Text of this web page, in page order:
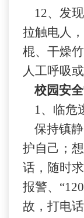
12、发
拉触电人
棍、干燥
人工呼吸
校园安
1、 临危
保持镇
护自己 ；
话，随时
报警、
故，打电